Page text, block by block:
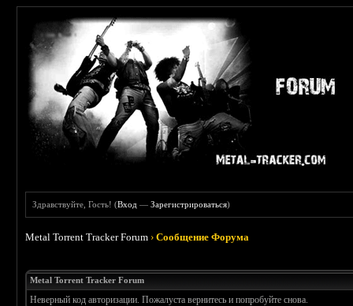
Здравствуйте, Гость! (Вход —Зарегистрироваться)
Metal Torrent Tracker Forum ›Сообщение Форума
Metal Torrent Tracker Forum
Неверный код авторизации. Пожалуста вернитесь и попробуйте снова.